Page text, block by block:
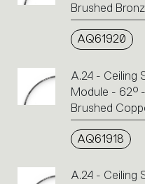
Brushed
AQ61920
A.24 - Ceiling
Module - 62°
Brushed
AQ61918
A.24 - Ceiling